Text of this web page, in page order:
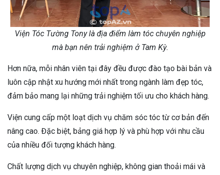
Viện Tóc Tường Tony là địa điểm làm tóc chuyên nghiệp
mà bạn nên trải nghiệm ở Tam Kỳ.
Hơn nữa, mỗi nhân viên tại đây đều được đào tạo bài bản và
luôn cập nhật xu hướng mới nhất trong ngành làm đẹp tóc,
đảm bảo mang lại những trải nghiệm tối ưu cho khách hàng.
Viện cung cấp một loạt dịch vụ chăm sóc tóc từ cơ bản đến
nâng cao. Đặc biệt, bảng giá hợp lý và phù hợp với nhu cầu
của nhiều đối tượng khách hàng.
Chất lượng dịch vụ chuyên nghiệp, không gian thoải mái và